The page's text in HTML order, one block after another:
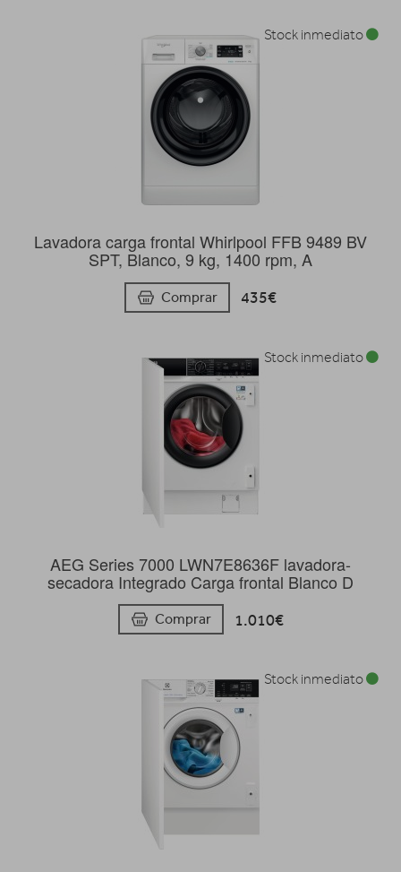
Lavadora carga frontal Whirlpool FFB 9489 BV
SPT, Blanco, 9 kg, 1400 rpm, A
Comprar 435€
Stock inmediato
AEG Series 7000 LWN7E8636F lavadora-
secadora Integrado Carga frontal Blanco D
Comprar 1.010€
Stock inmediato
Stock inmediato